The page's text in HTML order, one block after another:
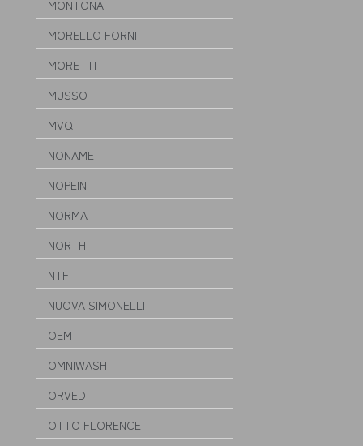
MONTONA
MORELLO FORNI
MORETTI
MUSSO
MVQ
NONAME
NOPEIN
NORMA
NORTH
NTF
NUOVA SIMONELLI
OEM
OMNIWASH
ORVED
OTTO FLORENCE